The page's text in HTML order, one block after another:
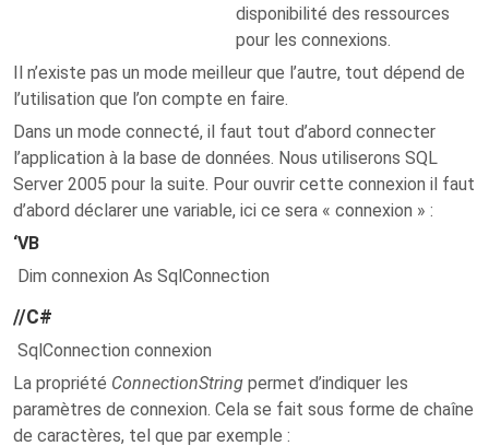
disponibilité des ressources
pour les connexions.
Il n’existe pas un mode meilleur que l’autre, tout dépend de
l’utilisation que l’on compte en faire.
Dans un mode connecté, il faut tout d’abord connecter
l’application à la base de données. Nous utiliserons SQL
Server 2005 pour la suite. Pour ouvrir cette connexion il faut
d’abord déclarer une variable, ici ce sera « connexion » :
‘VB
Dim connexion As SqlConnection
//C#
SqlConnection connexion
La propriété ConnectionString permet d’indiquer les
paramètres de connexion. Cela se fait sous forme de chaîne
de caractères, tel que par exemple :